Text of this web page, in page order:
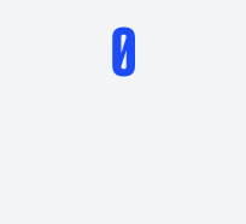
0